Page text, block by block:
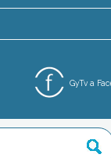
GyTv a